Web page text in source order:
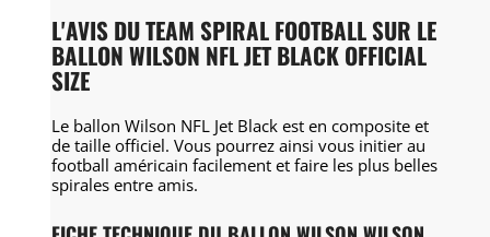
L'AVIS DU TEAM SPIRAL FOOTBALL SUR LE
BALLON WILSON NFL JET BLACK OFFICIAL
SIZE
Le ballon Wilson NFL Jet Black est en composite et
de taille officiel. Vous pourrez ainsi vous initier au
football américain facilement et faire les plus belles
spirales entre amis.